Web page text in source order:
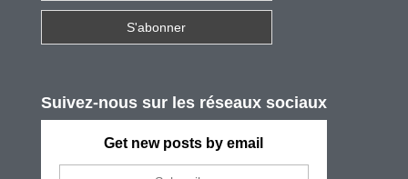
Suivez-nous sur les réseaux sociaux
Get new posts by email